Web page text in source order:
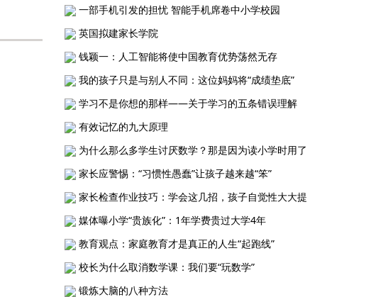
一部手机引发的担忧 智能手机席卷中小学校园
英国拟建家长学院
钱颖一：人工智能将使中国教育优势荡然无存
我的孩子只是与别人不同：这位妈妈将“成绩垫底”
学习不是你想的那样——关于学习的五条错误理解
有效记忆的九大原理
为什么那么多学生讨厌数学？那是因为读小学时用了
家长应警惕：“习惯性愚蠢”让孩子越来越“笨”
家长检查作业技巧：学会这几招，孩子自觉性大大提
媒体曝小学“贵族化”：1年学费贵过大学4年
教育观点：家庭教育才是真正的人生“起跑线”
校长为什么取消数学课：我们要“玩数学”
锻炼大脑的八种方法